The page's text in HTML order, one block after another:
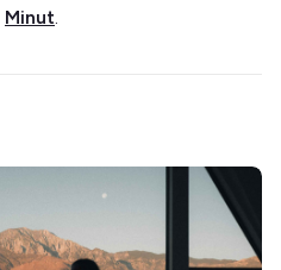
Minut.